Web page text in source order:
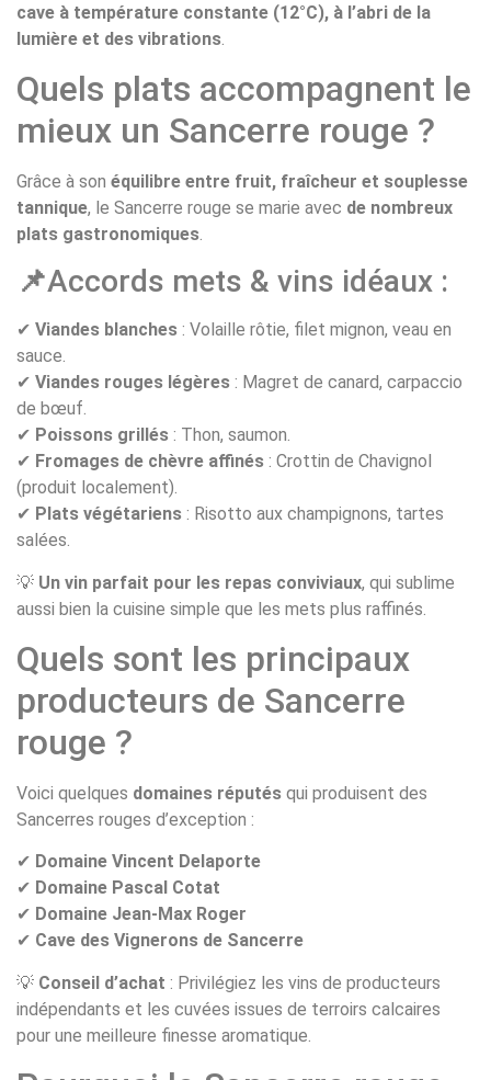
cave à température constante (12°C), à l’abri de la
lumière et des vibrations
Quels plats accompagnent le
mieux un Sancerre rouge ?
Grâce à son équilibre entre fruit, fraîcheur et souplesse
tannique, le Sancerre rouge se marie avec de nombreux
plats gastronomiques.
📌Accords mets & vins idéaux :
✔ Viandes blanches : Volaille rôtie, filet mignon, veau en
sauce.
✔ Viandes rouges légères : Magret de canard, carpaccio
de bœuf.
✔ Poissons grillés : Thon, saumon.
✔ Fromages de chèvre affinés : Crottin de Chavignol
(produit localement).
✔ Plats végétariens : Risotto aux champignons, tartes
salées.
💡 Un vin parfait pour les repas conviviaux, qui sublime
aussi bien la cuisine simple que les mets plus raffinés.
Quels sont les principaux
producteurs de Sancerre
rouge ?
Voici quelques domaines réputés qui produisent des
Sancerres rouges d’exception :
✔ Domaine Vincent Delaporte
✔ Domaine Pascal Cotat
✔ Domaine Jean-Max Roger
✔ Cave des Vignerons de Sancerre
💡 Conseil d’achat : Privilégiez les vins de producteurs
indépendants et les cuvées issues de terroirs calcaires
pour une meilleure finesse aromatique.